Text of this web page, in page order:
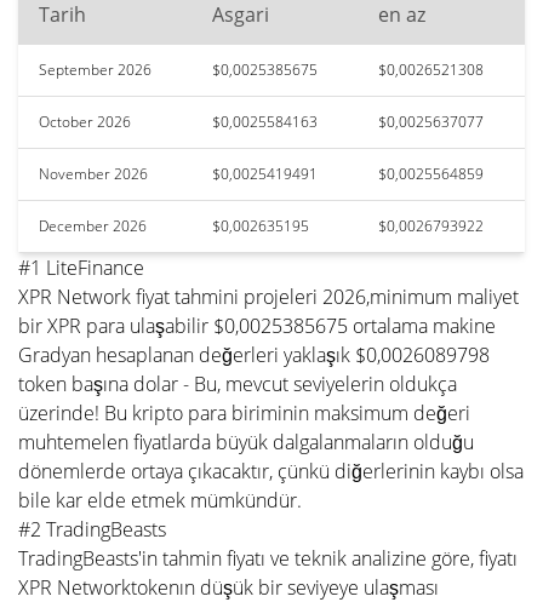
Tarih
Asgari en az
September 2026 $0,0025385675 $0,0026521308
October 2026 $0,0025584163 $0,0025637077
November 2026 $0,0025419491 $0,0025564859
December 2026 $0,002635195 $0,0026793922
#1 LiteFinance
XPR Network fiyat tahmini projeleri 2026,minimum maliyet
bir XPR para ulaşabilir $0,0025385675 ortalama makine
Gradyan hesaplanan değerleri yaklaşık $0,0026089798
token başına dolar - Bu, mevcut seviyelerin oldukça
üzerinde! Bu kripto para biriminin maksimum değeri
muhtemelen fiyatlarda büyük dalgalanmaların olduğu
dönemlerde ortaya çıkacaktır, çünkü diğerlerinin kaybı olsa
bile kar elde etmek mümkündür.
#2 TradingBeasts
TradingBeasts'in tahmin fiyatı ve teknik analizine göre, fiyatı
XPR Networktokenın düşük bir seviyeye ulaşması